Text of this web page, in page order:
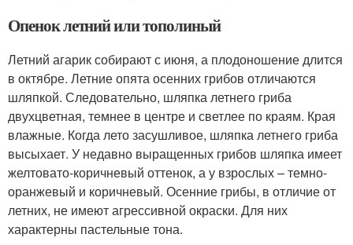
Опенок летний или тополиный
Летний агарик собирают с июня, а плодоношение длится
в октябре. Летние опята осенних грибов отличаются
шляпкой. Следовательно, шляпка летнего гриба
двухцветная, темнее в центре и светлее по краям. Края
влажные. Когда лето засушливое, шляпка летнего гриба
высыхает. У недавно выращенных грибов шляпка имеет
желтовато-коричневый оттенок, а у взрослых – темно-
оранжевый и коричневый. Осенние грибы, в отличие от
летних, не имеют агрессивной окраски. Для них
характерны пастельные тона.